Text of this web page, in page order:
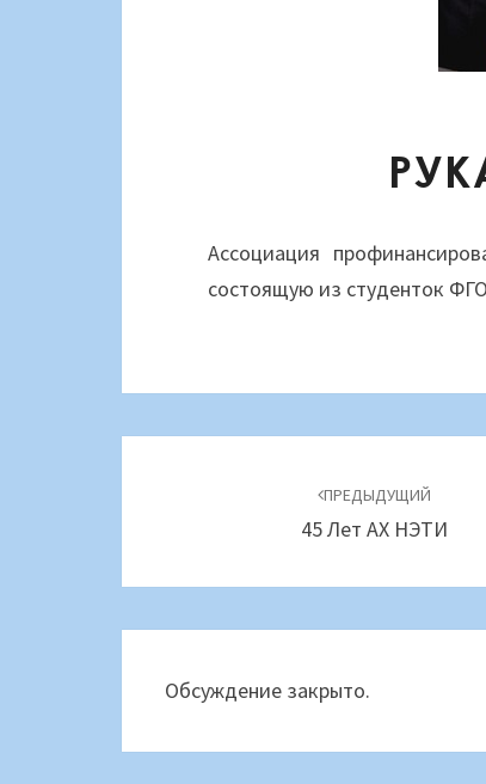
Ассоциация
состоящую из студенток
ПРЕДЫДУЩИЙ
45 Лет АХ НЭТИ
Обсуждение закрыто.